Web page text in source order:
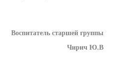
Воспитатель старшей группы
Чирич Ю.В